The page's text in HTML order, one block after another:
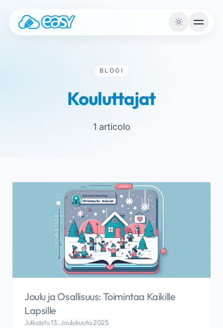
BLOGI
Kouluttajat
1 articolo
Joulu ja Osallisuus: Toimintaa Kaikille
Lapsille
Julkaistu 13. Joulukuuta 2025